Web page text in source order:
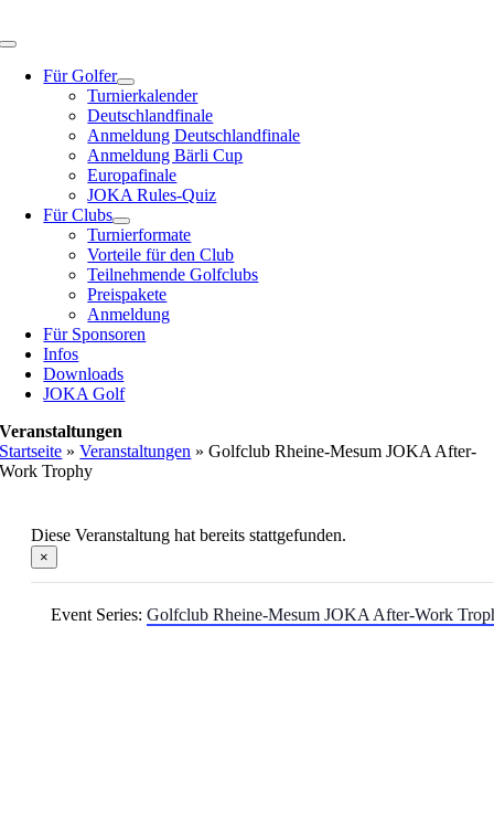
Inhalt
Toggle
NavigationFür Golfer
Turnierkalender
Deutschlandfinale
Anmeldung Deutschlandfinale
Anmeldung Bärli Cup
Europafinale
JOKA Rules-Quiz
Für Clubs
Turnierformate
Vorteile für den Club
Teilnehmende Golfclubs
Preispakete
Anmeldung
Für Sponsoren
Infos
Downloads
JOKA Golf
Veranstaltungen
Startseite »Veranstaltungen »Golfclub Rheine-Mesum JOKA After-
Work Trophy
Diese Veranstaltung hat bereits stattgefunden.
×
Event Series: Golfclub Rheine-Mesum JOKA After-Work